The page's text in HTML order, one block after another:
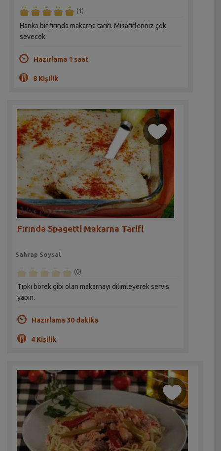
(1)
Harika bir fırında makarna tarifi. Misafirleriniz çok
sevecek
Hazırlama 1 saat
8 Kişilik
Fırında Spagetti Makarna Tarifi
Sahrap Soysal
(0)
Tıpkı börek gibi olan makarnayı dilimleyerek servis
yapın.
Hazırlama 30 dakika
4 Kişilik